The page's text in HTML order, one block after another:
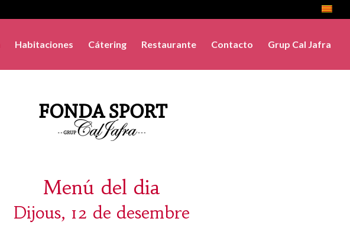
Habitaciones Cátering Restaurante Contacto Grup Cal Jafra
Menú del dia
Dijous, 12 de desembre